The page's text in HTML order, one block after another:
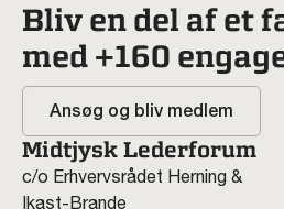
Bliv en del af et
med +160
Ansøg og bliv medlem
Midtjysk Lederforum
c/o Erhvervsrådet Herning &
Ikast-Brande